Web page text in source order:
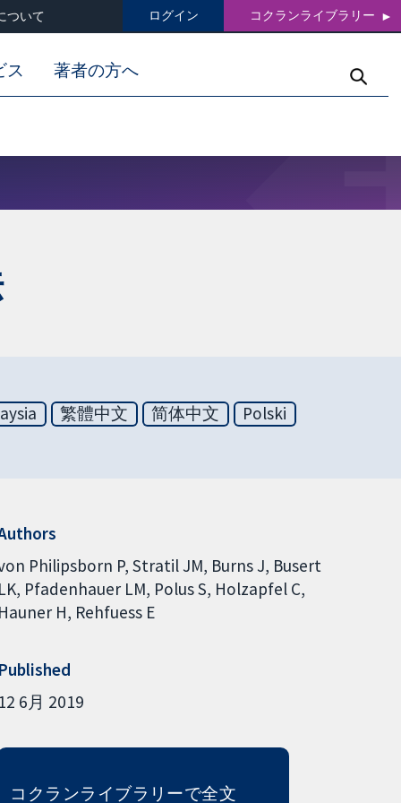
ついて ログイン コクランライブラリー
ス 著者の方へ
繁體中文 简体中文 Polski
Philipsborn P Stratil JM Burns J Busert
Pfadenhauer LM Polus S Holzapfel C
H Rehfuess E
6月 2019
コクランライブラリーで全文